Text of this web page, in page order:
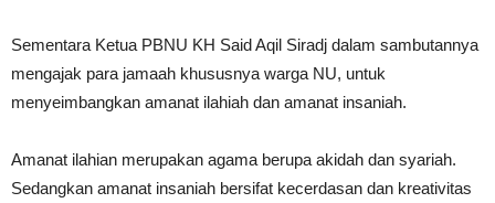
Sementara Ketua PBNU KH Said Aqil Siradj dalam sambutannya
mengajak para jamaah khususnya warga NU, untuk
menyeimbangkan amanat ilahiah dan amanat insaniah.
Amanat ilahian merupakan agama berupa akidah dan syariah.
Sedangkan amanat insaniah bersifat kecerdasan dan kreativitas